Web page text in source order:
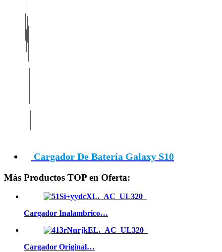
Cargador De Batería Galaxy S10
Más Productos TOP en Oferta:
Cargador Inalambrico…
Cargador Original…